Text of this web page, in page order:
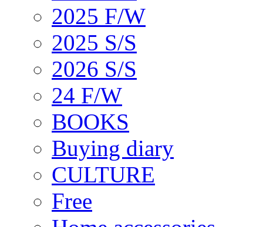
2025 F/W
2025 S/S
2026 S/S
24 F/W
BOOKS
Buying diary
CULTURE
Free